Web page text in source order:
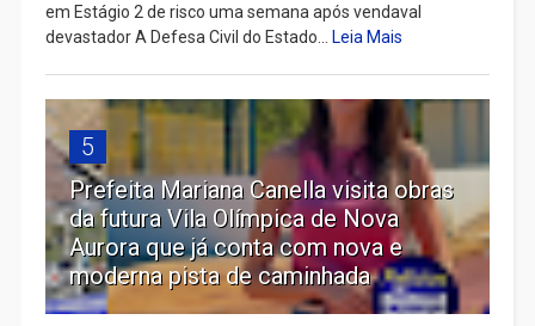
em Estágio 2 de risco uma semana após vendaval
devastador A Defesa Civil do Estado...
Leia Mais
5
Prefeita Mariana Canella visita obras
da futura Vila Olímpica de Nova
Aurora que já conta com nova e
moderna pista de caminhada